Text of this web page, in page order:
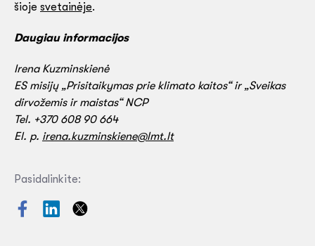
šioje svetainėje.
Daugiau informacijos
Irena Kuzminskienė
ES misijų „Prisitaikymas prie klimato kaitos“ ir „Sveikas
dirvožemis ir maistas“ NCP
Tel. +370 608 90 664
El. p. irena.kuzminskiene@lmt.lt
Pasidalinkite: